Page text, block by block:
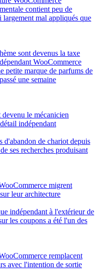
contient peu de
largement mal appliqués que
sont devenus la taxe
WooCommerce
petite marque de parfums de
une semaine
le mécanicien
indépendant
d'abandon de chariot depuis
ses recherches produisant
migrent
leur architecture
indépendant à l'extérieur de
les coupons a été l'un des
remplacent
avec l'intention de sortie